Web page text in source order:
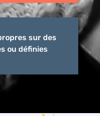
sur des
ou définies